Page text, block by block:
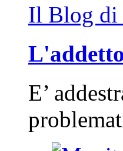
Il Blog di
E’